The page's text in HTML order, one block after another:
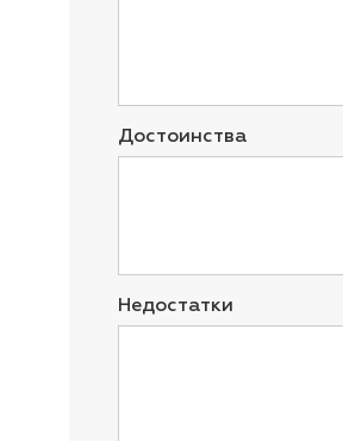
Достоинства
Недостатки